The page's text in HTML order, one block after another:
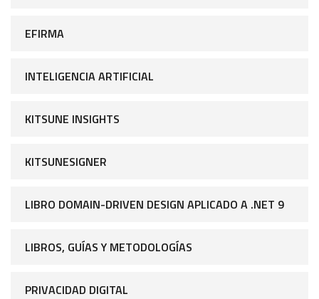
EFIRMA
INTELIGENCIA ARTIFICIAL
KITSUNE INSIGHTS
KITSUNESIGNER
LIBRO DOMAIN-DRIVEN DESIGN APLICADO A .NET 9
LIBROS, GUÍAS Y METODOLOGÍAS
PRIVACIDAD DIGITAL